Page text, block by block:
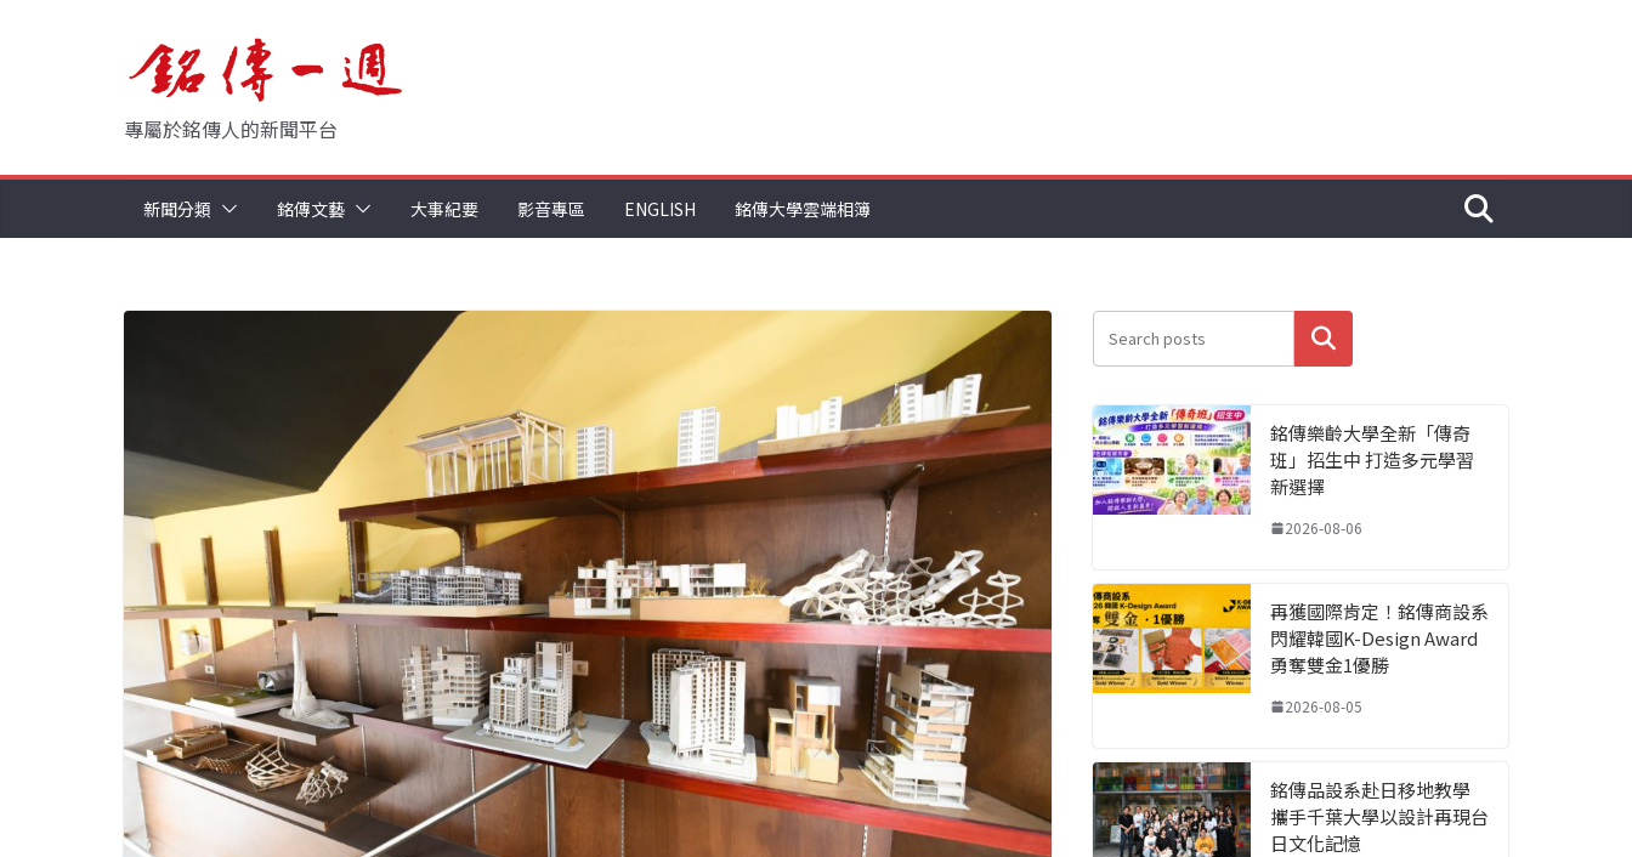
專屬於銘傳人的新聞平台
新聞分類 銘傳文藝 大事紀要 影音專區 ENGLISH 銘傳大學雲端相簿
搜尋
銘傳樂齡大學全新「傳奇
班」招生中 打造多元學習
新選擇
2026-08-06
再獲國際肯定！銘傳商設系
閃耀韓國K-Design Award
勇奪雙金1優勝
2026-08-05
銘傳品設系赴日移地教學
攜手千葉大學以設計再現台
日文化記憶